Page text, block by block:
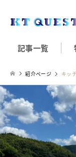
記事一覧
紹介ページ キッ